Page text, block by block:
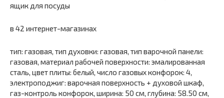
ящик для посуды
в 42 интернет-магазинах
тип: газовая, тип духовки: газовая, тип варочной панели:
газовая, материал рабочей поверхности: эмалированная
сталь, цвет плиты: белый, число газовых конфорок: 4,
электроподжиг: варочная поверхность + духовой шкаф,
газ-контроль конфорок, ширина: 50 см, глубина: 58.50 см,